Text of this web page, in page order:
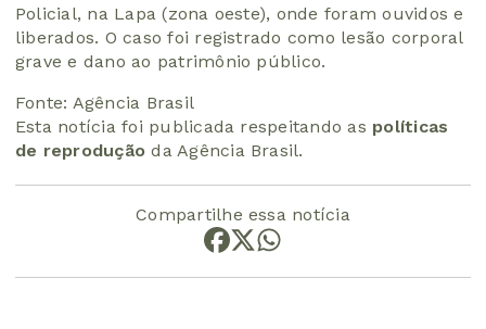
Policial, na Lapa (zona oeste), onde foram ouvidos e
liberados. O caso foi registrado como lesão corporal
grave e dano ao patrimônio público.
Fonte: Agência Brasil
Esta notícia foi publicada respeitando as políticas
de reprodução da Agência Brasil.
Compartilhe essa notícia